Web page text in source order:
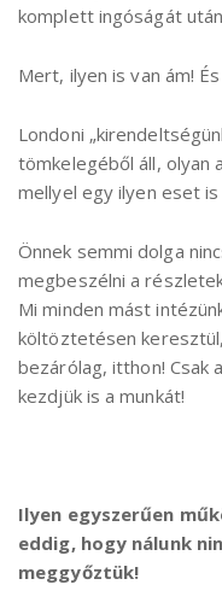
komplett ingóságát
Mert, ilyen is van ám!
Londoni
tömkelegéből áll, olyan
mellyel egy ilyen eset
Önnek semmi dolga
megbeszélni a
Mi minden mást
költöztetésen
bezárólag, itthon! Csak
kezdjük is a munkát!
Ilyen egyszerűen
eddig, hogy nálunk
meggyőztük!